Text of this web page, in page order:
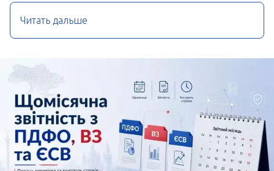
Читать дальше